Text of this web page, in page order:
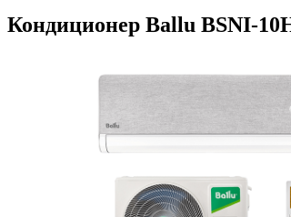
Кондиционер Ballu BSNI-